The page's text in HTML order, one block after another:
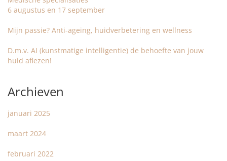
6 augustus en 17 september
Mijn passie? Anti-ageing, huidverbetering en wellness
D.m.v. AI (kunstmatige intelligentie) de behoefte van jouw
huid aflezen!
Archieven
januari 2025
maart 2024
februari 2022